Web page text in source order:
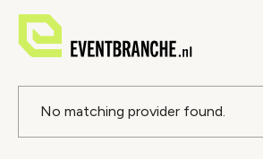
Foutmelding
No matching provider found.